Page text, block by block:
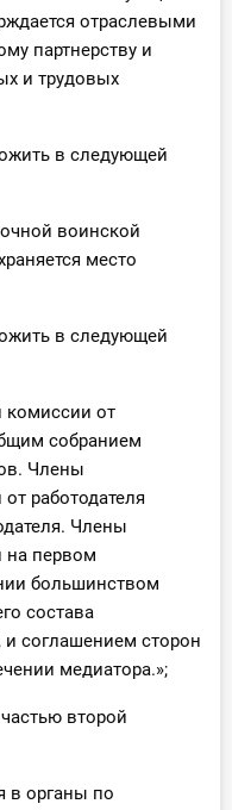
отраслевыми
партнерству и
и трудовых
в следующей
воинской
место
в следующей
комиссии от
собранием
Члены
работодателя
Члены
на первом
большинством
состава
и соглашением сторон
медиатора.»;
второй
в органы по